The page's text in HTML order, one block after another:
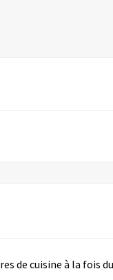
de cuisine à la fois